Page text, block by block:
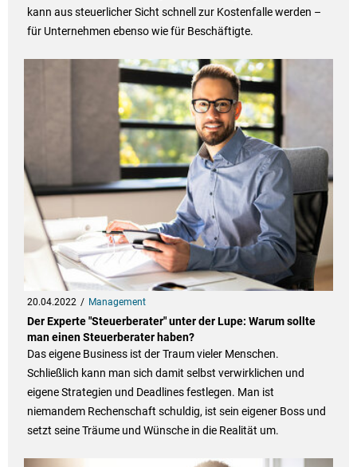
kann aus steuerlicher Sicht schnell zur Kostenfalle werden –
für Unternehmen ebenso wie für Beschäftigte.
20.04.2022 Management
Der Experte "Steuerberater" unter der Lupe: Warum sollte
man einen Steuerberater haben?
Das eigene Business ist der Traum vieler Menschen.
Schließlich kann man sich damit selbst verwirklichen und
eigene Strategien und Deadlines festlegen. Man ist
niemandem Rechenschaft schuldig, ist sein eigener Boss und
setzt seine Träume und Wünsche in die Realität um.